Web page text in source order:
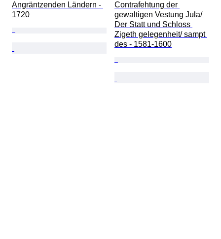
Angräntzenden Ländern -
1720
Contrafehtung der
gewaltigen Vestung Jula/
Der Statt und Schloss
Zigeth gelegenheit/ sampt
des - 1581-1600